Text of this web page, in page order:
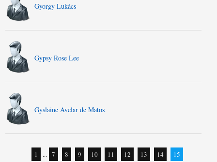
Gyorgy Lukács
Gypsy Rose Lee
Gyslaine Avelar de Matos
1 ... 7 8 9 10 11 12 13 14 15